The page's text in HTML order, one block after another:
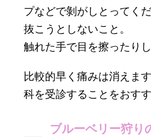
プなどで剝がしとってく
抜こうとしないこと。
触れた手で目を擦ったりし
比較的早く痛みは消えま
科を受診することをおすす
ブルーベリー狩り